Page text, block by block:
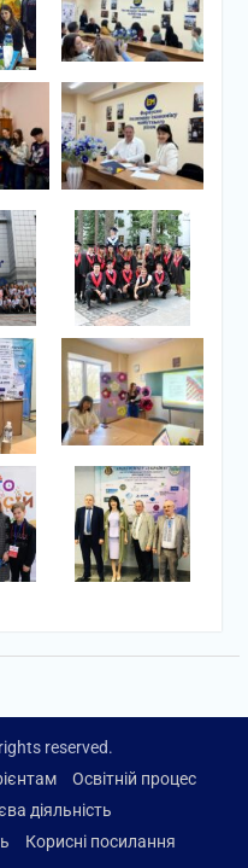
reserved.
Освітній процес
діяльність
Корисні посилання